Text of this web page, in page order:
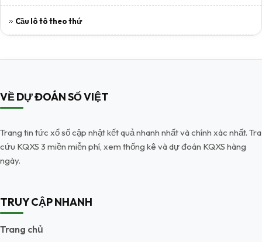
Cầu lô tô theo thứ
VỀ DỰ ĐOÁN SỐ VIỆT
Trang tin tức xổ số cập nhật kết quả nhanh nhất và chính xác nhất. Tra
cứu KQXS 3 miền miễn phí, xem thống kê và dự đoán KQXS hàng
ngày.
TRUY CẬP NHANH
Trang chủ